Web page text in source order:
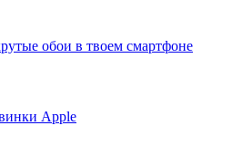
обои в твоем смартфоне
Apple